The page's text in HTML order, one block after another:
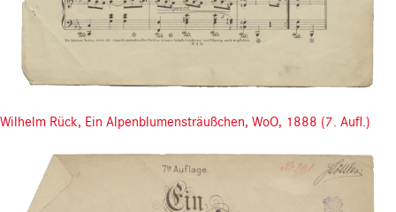
Wilhelm Rück, Ein Alpenblumensträußchen, WoO, 1888 (7. Aufl.)